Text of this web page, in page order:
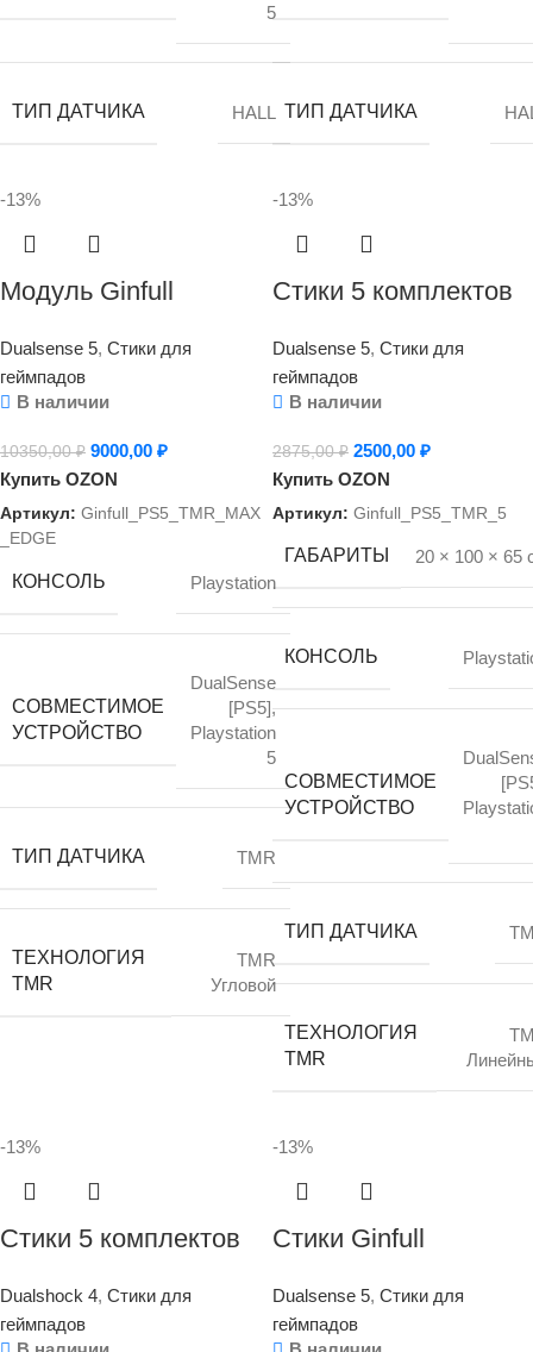
5
ТИП ДАТЧИКА HALL ТИП ДАТЧИКА
-13%
Модуль Ginfull
TMR-MAX для
DualSense
калибрируемый без
дрейфа на основе
Hall Effect/Эффект
Холла
Dualsense 5, Стики для
геймпадов
В наличии
10350,00₽ 9000,00 ₽
Купить OZON
Артикул: Ginfull_PS5_TMR_MAX
_EDGE
КОНСОЛЬ Playstation
СОВМЕСТИМОЕ
УСТРОЙСТВО
DualSense
[PS5],
Playstation
5
ТИП ДАТЧИКА TMR
ТЕХНОЛОГИЯ
TMR
TMR
Угловой
-13%
Стики 5 комплектов
TMR — DualSense
(PlayStation 5)
Dualsense 5, Стики для
геймпадов
В наличии
2875,00₽ 2500,00 ₽
Купить OZON
Артикул: Ginfull_PS5_TMR_5
ГАБАРИТЫ 20 × 100 × 65
КОНСОЛЬ
СОВМЕСТИМОЕ
УСТРОЙСТВО
ТИП ДАТЧИКА
ТЕХНОЛОГИЯ
TMR
-13%
Стики 5 комплектов
TMR — DualShock
PS4 (PlayStation 4) —
Dualshock 4, Стики для
геймпадов
-13%
Стики Ginfull
TMR ALPS для
DualSense
Dualsense 5, Стики для
геймпадов